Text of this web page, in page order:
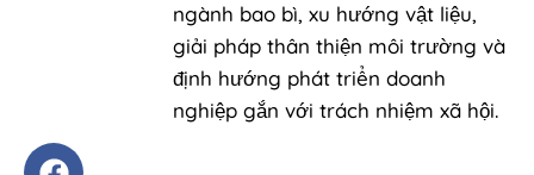
ngành bao bì, xu hướng vật liệu,
giải pháp thân thiện môi trường và
định hướng phát triển doanh
nghiệp gắn với trách nhiệm xã hội.